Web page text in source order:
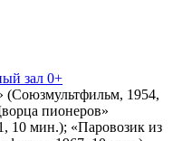
зал 0+
1954,
пионеров»
10 мин.); «Паровозик из